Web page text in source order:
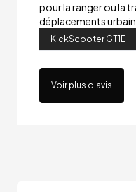
pour la ranger ou la
déplacements
KickScooter GT1E
Voir plus d'avis